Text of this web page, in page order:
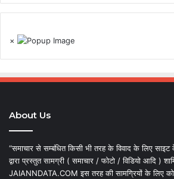
×
About Us
“समाचार से सम्बंधित किसी भी तरह के विवाद के लिए
द्वारा प्रस्तुत सामग्री ( समाचार / फोटो / विडियो आदि )
JAIANNDATA.COM इस तरह की सामग्रियों के लिए कोई